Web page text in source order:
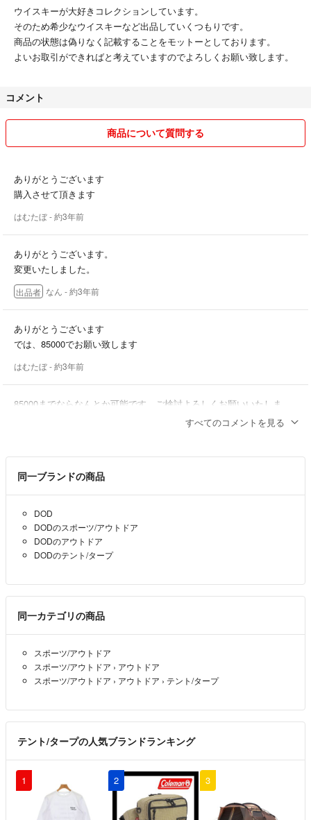
ウイスキーが大好きコレクションしています。
そのため希少なウイスキーなど出品していくつもりです。
商品の状態は偽りなく記載することをモットーとしております。
よいお取引ができればと考えていますのでよろしくお願い致します。
コメント
商品について質問する
ありがとうございます
購入させて頂きます
はむたぼ- 約3年前
ありがとうございます。
変更いたしました。
出品者 なん - 約3年前
ありがとうございます
では、85000でお願い致します
はむたぼ- 約3年前
85000までならなんとか可能です。ご検討よろしくお願いいたしま
値下げお願い致します
コメントありがとうございます。多少は可能です。
出品者 なん- 約3年前
初めまして
値下げ可能でしょうか？
はむたぼ- 約3年前
すべてのコメントを見る
同一ブランドの商品
DOD
DODのスポーツ/アウトドア
DODのアウトドア
DODのテント/タープ
同一カテゴリの商品
スポーツ/アウトドア
スポーツ/アウトドア › アウトドア
スポーツ/アウトドア › アウトドア › テント/タープ
テント/タープの人気ブランドランキング
1 2 3